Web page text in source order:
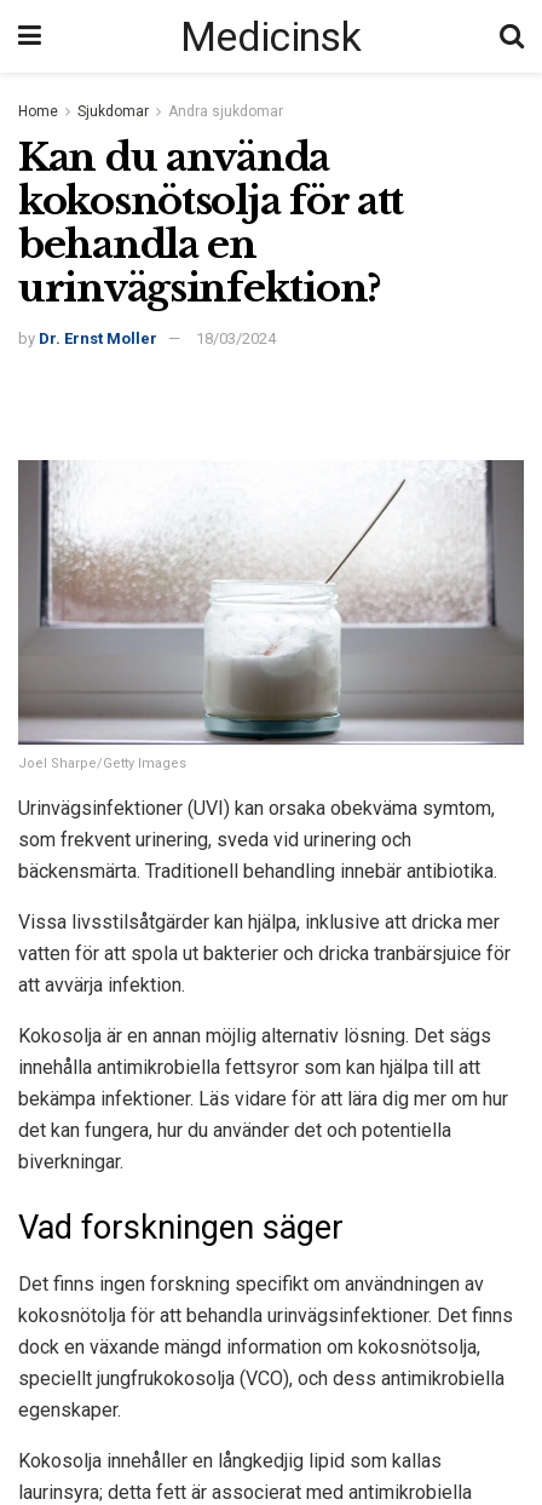
Medicinsk
Home Sjukdomar Andra sjukdomar
Kan du använda
kokosnötsolja för att
behandla en
urinvägsinfektion?
by Dr. Ernst Moller 18/03/2024
Joel Sharpe/Getty Images
Urinvägsinfektioner (UVI) kan orsaka obekväma symtom,
som frekvent urinering, sveda vid urinering och
bäckensmärta. Traditionell behandling innebär antibiotika.
Vissa livsstilsåtgärder kan hjälpa, inklusive att dricka mer
vatten för att spola ut bakterier och dricka tranbärsjuice för
att avvärja infektion.
Kokosolja är en annan möjlig alternativ lösning. Det sägs
innehålla antimikrobiella fettsyror som kan hjälpa till att
bekämpa infektioner. Läs vidare för att lära dig mer om hur
det kan fungera, hur du använder det och potentiella
biverkningar.
Vad forskningen säger
Det finns ingen forskning specifikt om användningen av
kokosnötolja för att behandla urinvägsinfektioner. Det finns
dock en växande mängd information om kokosnötsolja,
speciellt jungfrukokosolja (VCO), och dess antimikrobiella
egenskaper.
Kokosolja innehåller en långkedjig lipid som kallas
laurinsyra; detta fett är associerat med antimikrobiella